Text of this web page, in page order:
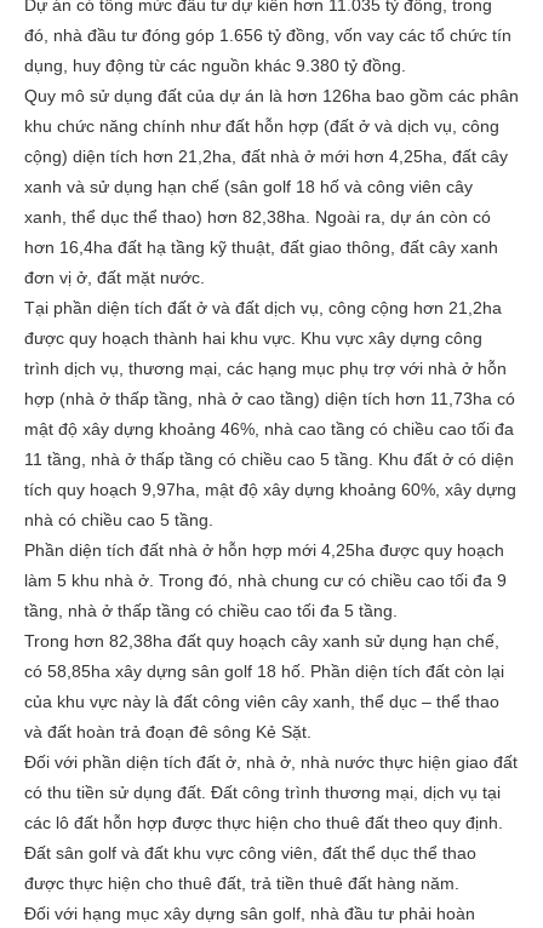
Dự án có tổng mức đầu tư dự kiến hơn 11.035 tỷ đồng, trong
đó, nhà đầu tư đóng góp 1.656 tỷ đồng, vốn vay các tổ chức tín
dụng, huy động từ các nguồn khác 9.380 tỷ đồng.
Quy mô sử dụng đất của dự án là hơn 126ha bao gồm các phân
khu chức năng chính như đất hỗn hợp (đất ở và dịch vụ, công
cộng) diện tích hơn 21,2ha, đất nhà ở mới hơn 4,25ha, đất cây
xanh và sử dụng hạn chế (sân golf 18 hố và công viên cây
xanh, thể dục thể thao) hơn 82,38ha. Ngoài ra, dự án còn có
hơn 16,4ha đất hạ tầng kỹ thuật, đất giao thông, đất cây xanh
đơn vị ở, đất mặt nước.
Tại phần diện tích đất ở và đất dịch vụ, công cộng hơn 21,2ha
được quy hoạch thành hai khu vực. Khu vực xây dựng công
trình dịch vụ, thương mại, các hạng mục phụ trợ với nhà ở hỗn
hợp (nhà ở thấp tầng, nhà ở cao tầng) diện tích hơn 11,73ha có
mật độ xây dựng khoảng 46%, nhà cao tầng có chiều cao tối đa
11 tầng, nhà ở thấp tầng có chiều cao 5 tầng. Khu đất ở có diện
tích quy hoạch 9,97ha, mật độ xây dựng khoảng 60%, xây dựng
nhà có chiều cao 5 tầng.
Phần diện tích đất nhà ở hỗn hợp mới 4,25ha được quy hoạch
làm 5 khu nhà ở. Trong đó, nhà chung cư có chiều cao tối đa 9
tầng, nhà ở thấp tầng có chiều cao tối đa 5 tầng.
Trong hơn 82,38ha đất quy hoạch cây xanh sử dụng hạn chế,
có 58,85ha xây dựng sân golf 18 hố. Phần diện tích đất còn lại
của khu vực này là đất công viên cây xanh, thể dục – thể thao
và đất hoàn trả đoạn đê sông Kẻ Sặt.
Đối với phần diện tích đất ở, nhà ở, nhà nước thực hiện giao đất
có thu tiền sử dụng đất. Đất công trình thương mại, dịch vụ tại
các lô đất hỗn hợp được thực hiện cho thuê đất theo quy định.
Đất sân golf và đất khu vực công viên, đất thể dục thể thao
được thực hiện cho thuê đất, trả tiền thuê đất hàng năm.
Đối với hạng mục xây dựng sân golf, nhà đầu tư phải hoàn